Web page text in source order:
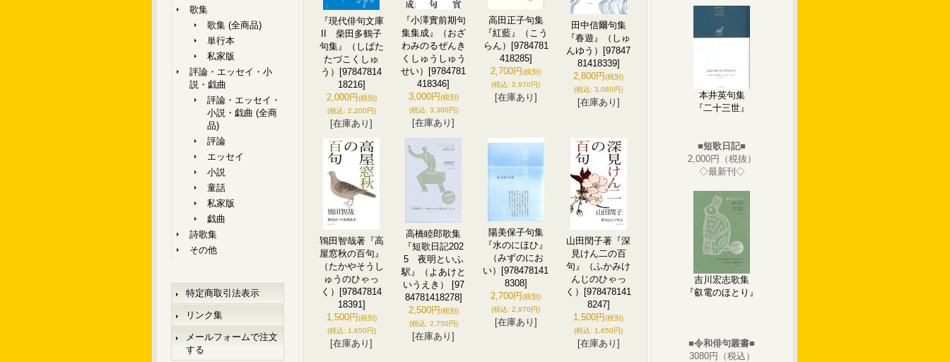
歌集
歌集 (全商品)
単行本
私家版
評論・エッセイ・小
説・戯曲
評論・エッセイ・
小説・戯曲 (全商
品)
評論
エッセイ
小説
童話
私家版
戯曲
詩歌集
その他
特定商取引法表示
リンク集
メールフォームで注文
する
『現代俳句文庫
II 柴田多鶴子
句集』（しばた
たづこくしゅ
う）
[97847814
18216]
2,000円(税別)
(税込: 2,200円)
[在庫あり]
『小澤實前期句
集集成』（おざ
わみのるぜんき
くしゅうしゅう
せい）
[9784781
418346]
3,000円(税別)
(税込: 3,300円)
[在庫あり]
高田正子句集
『紅藍』（こう
らん）
[9784781
418285]
2,700円(税別)
(税込: 2,970円)
[在庫あり]
田中信爾句集
『春遊』（しゅ
んゆう）
[97847
81418339]
2,800円(税別)
(税込: 3,080円)
[在庫あり]
鴇田智哉著『高
屋窓秋の百句』
（たかやそうし
ゅうのひゃっ
く）
[97847814
18391]
1,500円(税別)
(税込: 1,650円)
[在庫あり]
高橋睦郎歌集
『短歌日記202
5 夜明といふ
駅』（よあけと
いうえき）
[97
84781418278]
2,500円(税別)
(税込: 2,750円)
[在庫あり]
陽美保子句集
『水のにほひ』
（みずのにお
い）
[978478141
8308]
2,700円(税別)
(税込: 2,970円)
[在庫あり]
山田閏子著『深
見けん二の百
句』（ふかみけ
んじのひゃっ
く）
[978478141
8247]
1,500円(税別)
(税込: 1,650円)
[在庫あり]
本井英句集
『二十三世』
■短歌日記■
2,000円（税抜）
◇最新刊◇
吉川宏志歌集
『叡電のほとり』
■令和俳句叢書■
3080円（税込）